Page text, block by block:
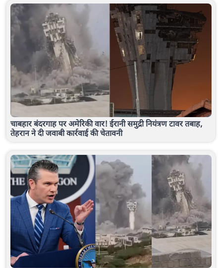
चाबहार बंदरगाह पर अमेरिकी वार! ईरानी समुद्री नियंत्रण टावर तबाह,
तेहरान ने दी जवाबी कार्रवाई की चेतावनी